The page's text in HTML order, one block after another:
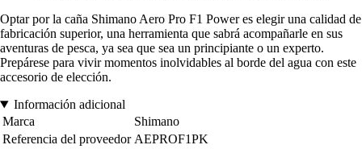
Optar por la caña Shimano Aero Pro F1 Power es elegir una calidad de
fabricación superior, una herramienta que sabrá acompañarle en sus
aventuras de pesca, ya sea que sea un principiante o un experto.
Prepárese para vivir momentos inolvidables al borde del agua con este
accesorio de elección.
Información adicional
Marca
Shimano
Referencia del proveedor AEPROF1PK